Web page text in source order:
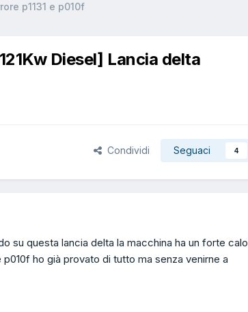
p1131 e p010f
Diesel] Lancia delta
Condividi Seguaci 4
su questa lancia delta la macchina ha un forte calo
ho già provato di tutto ma senza venirne a